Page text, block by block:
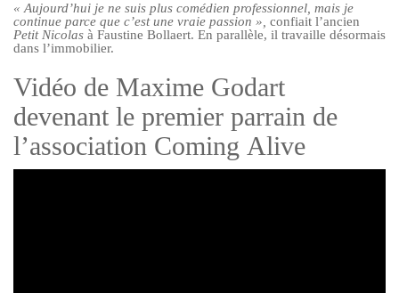
« Aujourd’hui je ne suis plus comédien professionnel, mais je
continue parce que c’est une vraie passion », confiait l’ancien
Petit Nicolas à Faustine Bollaert. En parallèle, il travaille désormais
dans l’immobilier.
Vidéo de Maxime Godart
devenant le premier parrain de
l’association Coming Alive